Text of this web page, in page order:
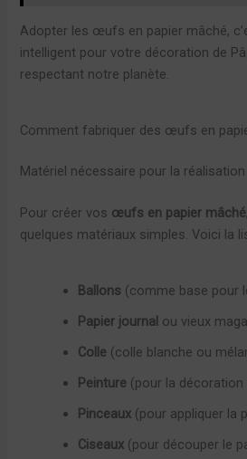
Adopter les œufs en papier mâché,
intelligent pour votre décoration de
respectant notre planète.
Comment fabriquer des œufs en
Matériel nécessaire pour la réalisation
Pour créer vos œufs en papier mâché
quelques matériaux simples. Voici la
Ballons (comme base pour
Papier journal ou vieux
Colle (colle blanche ou
Peinture (pour la décoration
Pinceaux (pour appliquer la
Ciseaux (pour découper le